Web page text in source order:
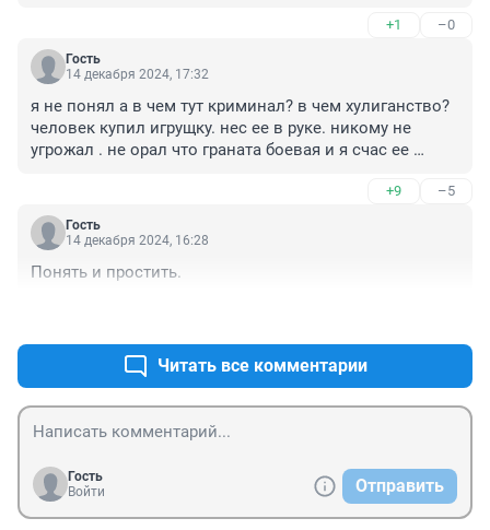
быть чтобы понять почему. Обвешайтесь муляжом
взрывного устройства зайдите в ТЦ наденьте
камуфляж и игрушечный автомат нацельте на людей -
+1 –0
Гость
14 декабря 2024, 17:32
я не понял а в чем тут криминал? в чем хулиганство?
человек купил игрущку. нес ее в руке. никому не
угрожал . не орал что граната боевая и я счас ее
полиции? обвинение в покупке ирушечной гранаты? а
может стоит привлечь к ответственности того кто
полицию вызвал за ложный вызов?
+9 –5
Гость
14 декабря 2024, 16:28
Понять и простить.
Читать все комментарии
Гость
Войти
Отправить